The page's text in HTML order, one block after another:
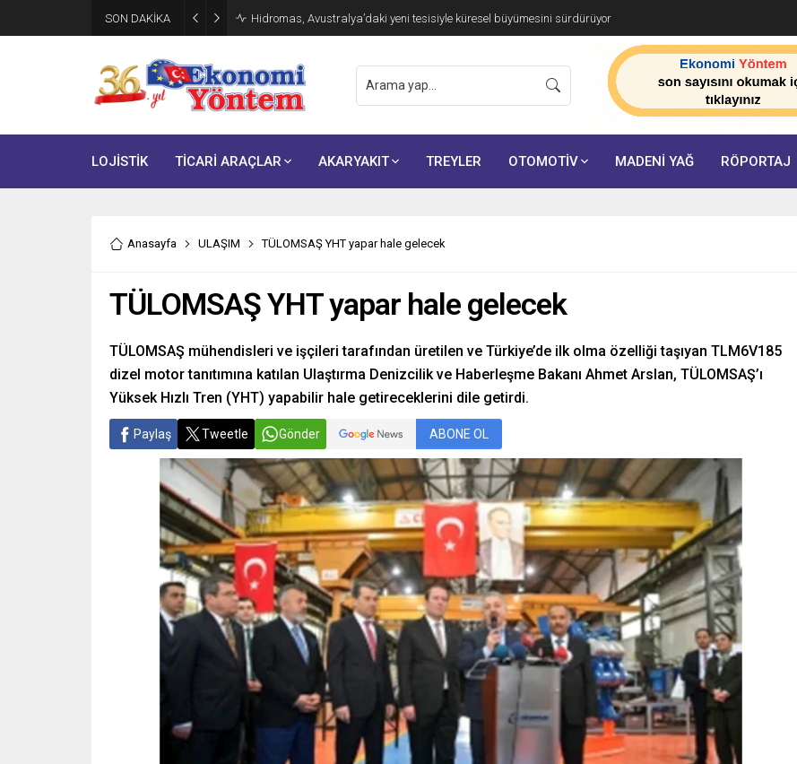
SON DAKİKA TÜRKONFED ve Kadoil’den İş Dünyasına Özel İş Birliği
LOJİSTİK TİCARİ ARAÇLAR AKARYAKIT TREYLER OTOMOTİV MADENİ YAĞ RÖPORTAJ
Anasayfa ULAŞIM TÜLOMSAŞ YHT yapar hale gelecek
TÜLOMSAŞ YHT yapar hale gelecek
TÜLOMSAŞ mühendisleri ve işçileri tarafından üretilen ve Türkiye’de ilk olma özelliği taşıyan TLM6V185
dizel motor tanıtımına katılan Ulaştırma Denizcilik ve Haberleşme Bakanı Ahmet Arslan, TÜLOMSAŞ’ı
Yüksek Hızlı Tren (YHT) yapabilir hale getireceklerini dile getirdi.
Paylaş Tweetle Gönder ABONE OL